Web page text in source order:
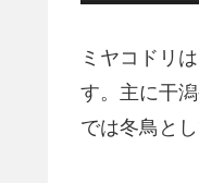
ミヤコドリ
す。主に干
では冬鳥と